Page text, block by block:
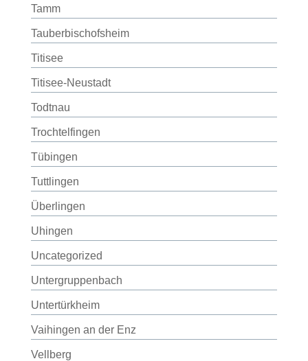
Tamm
Tauberbischofsheim
Titisee
Titisee-Neustadt
Todtnau
Trochtelfingen
Tübingen
Tuttlingen
Überlingen
Uhingen
Uncategorized
Untergruppenbach
Untertürkheim
Vaihingen an der Enz
Vellberg